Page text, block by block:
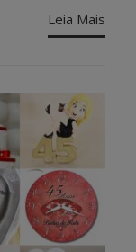
Leia Mais